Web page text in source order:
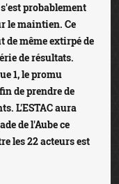
probablement
le maintien. Ce
de même extirpé de
de résultats.
1, le promu
de prendre de
L'ESTAC aura
de l'Aube ce
les 22 acteurs est